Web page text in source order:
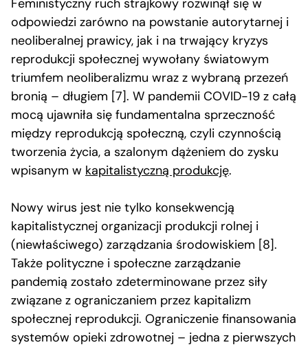
Feministyczny ruch strajkowy rozwinął się w
odpowiedzi zarówno na powstanie autorytarnej i
neoliberalnej prawicy, jak i na trwający kryzys
reprodukcji społecznej wywołany światowym
triumfem neoliberalizmu wraz z wybraną przezeń
bronią – długiem [7]. W pandemii COVID-19 z całą
mocą ujawniła się fundamentalna sprzeczność
między reprodukcją społeczną, czyli czynnością
tworzenia życia, a szalonym dążeniem do zysku
wpisanym w kapitalistyczną produkcję.
Nowy wirus jest nie tylko konsekwencją
kapitalistycznej organizacji produkcji rolnej i
(niewłaściwego) zarządzania środowiskiem [8].
Także polityczne i społeczne zarządzanie
pandemią zostało zdeterminowane przez siły
związane z ograniczaniem przez kapitalizm
społecznej reprodukcji. Ograniczenie finansowania
systemów opieki zdrowotnej – jedna z pierwszych